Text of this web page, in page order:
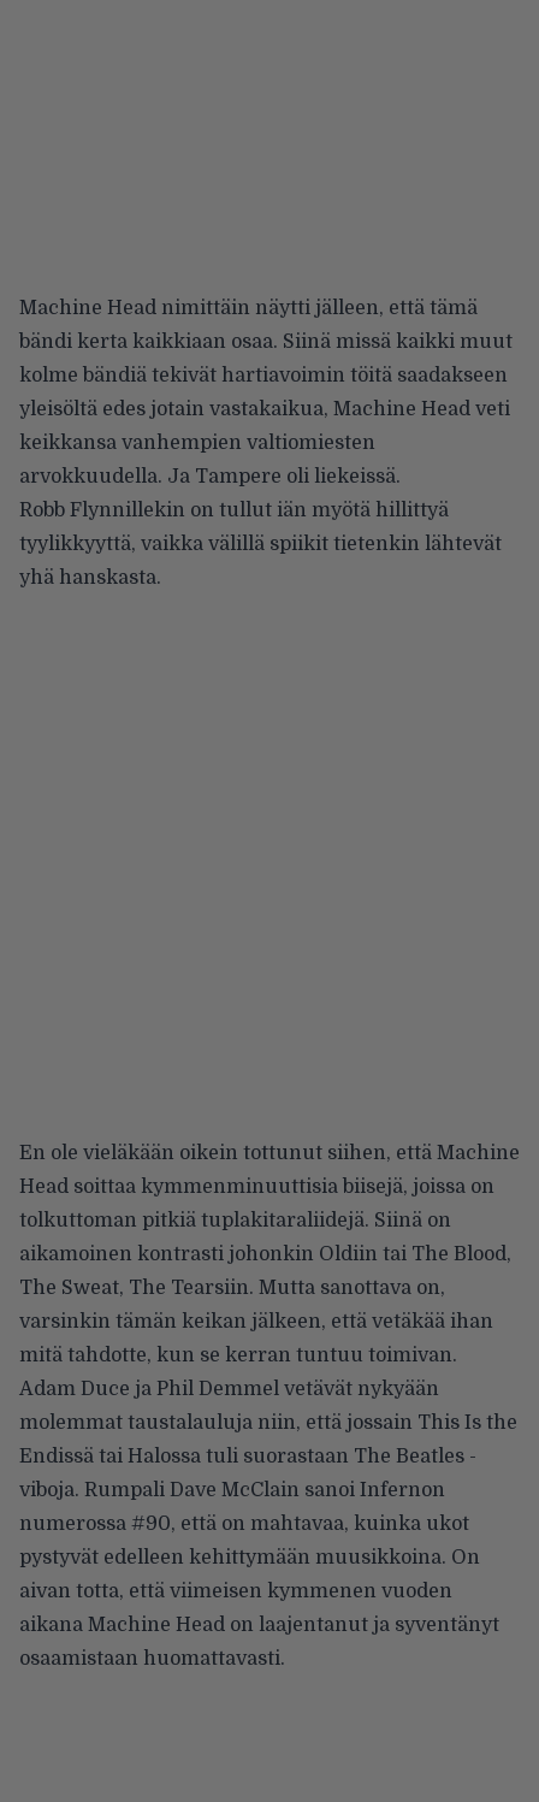
Machine Head nimittäin näytti jälleen, että tämä
bändi kerta kaikkiaan osaa. Siinä missä kaikki muut
kolme bändiä tekivät hartiavoimin töitä saadakseen
yleisöltä edes jotain vastakaikua, Machine Head veti
keikkansa vanhempien valtiomiesten
arvokkuudella. Ja Tampere oli liekeissä.
Robb Flynnillekin on tullut iän myötä hillittyä
tyylikkyyttä, vaikka välillä spiikit tietenkin lähtevät
yhä hanskasta.
En ole vieläkään oikein tottunut siihen, että Machine
Head soittaa kymmenminuuttisia biisejä, joissa on
tolkuttoman pitkiä tuplakitaraliidejä. Siinä on
aikamoinen kontrasti johonkin Oldiin tai The Blood,
The Sweat, The Tearsiin. Mutta sanottava on,
varsinkin tämän keikan jälkeen, että vetäkää ihan
mitä tahdotte, kun se kerran tuntuu toimivan.
Adam Duce ja Phil Demmel vetävät nykyään
molemmat taustalauluja niin, että jossain This Is the
Endissä tai Halossa tuli suorastaan The Beatles -
viboja. Rumpali Dave McClain sanoi Infernon
numerossa #90, että on mahtavaa, kuinka ukot
pystyvät edelleen kehittymään muusikkoina. On
aivan totta, että viimeisen kymmenen vuoden
aikana Machine Head on laajentanut ja syventänyt
osaamistaan huomattavasti.